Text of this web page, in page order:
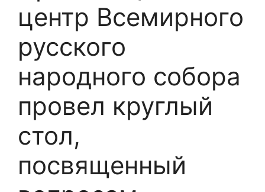
центр Всемирного
русского
народного собора
провел круглый
стол,
посвященный